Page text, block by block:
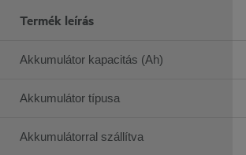
Termék leírás
Akkumulátor kapacitás (Ah)
Akkumulátor típusa
Akkumulátorral szállítva